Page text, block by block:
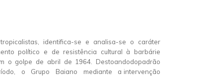
identifica-se e analisa-se o caráter
político e de resistência cultural à barbárie
o golpe de abril de 1964. Destoandodopadrão
o Grupo Baiano mediante a intervenção